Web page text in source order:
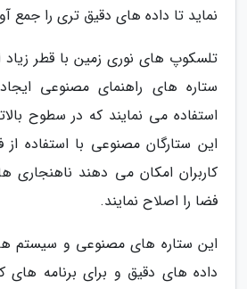
نماید تا داده های دقیق تری را جمع
تلسکوپ های نوری زمین با قطر زیاد
ستاره های راهنمای مصنوعی
استفاده می نمایند که در سطوح
این ستارگان مصنوعی با استفاده
کاربران امکان می دهند ناهنجاری
فضا را اصلاح نمایند.
این ستاره های مصنوعی و سیستم
داده های دقیق و برای برنامه های